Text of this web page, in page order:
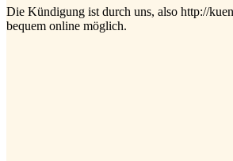
Die Kündigung ist durch uns, also http://
bequem online möglich.